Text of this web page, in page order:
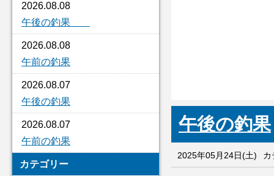
2026.08.08
午後の釣果
2026.08.08
午前の釣果
2026.08.07
午後の釣果
2026.08.07
午前の釣果
カテゴリー
午後の釣果
2025年05月24日(土) カ